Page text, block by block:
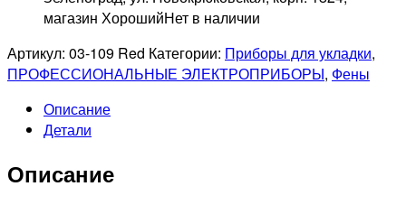
магазин ХорошийНет в наличии
Артикул: 03-109 Red Категории: Приборы для укладки,
ПРОФЕССИОНАЛЬНЫЕ ЭЛЕКТРОПРИБОРЫ, Фены
Описание
Детали
Описание